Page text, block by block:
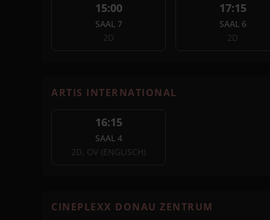
15:00
SAAL 7
2D
17:15
SAAL 6
2D
ARTIS INTERNATIONAL
16:15
SAAL 4
2D, OV (ENGLISCH)
CINEPLEXX DONAU ZENTRUM